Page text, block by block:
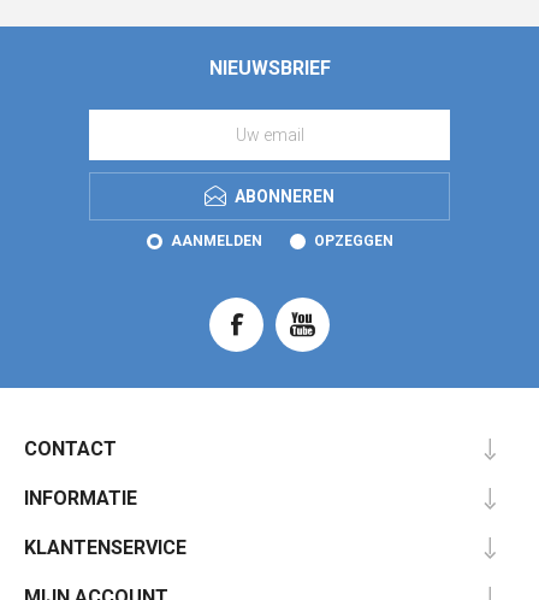
NIEUWSBRIEF
ABONNEREN
AANMELDEN OPZEGGEN
CONTACT
INFORMATIE
KLANTENSERVICE